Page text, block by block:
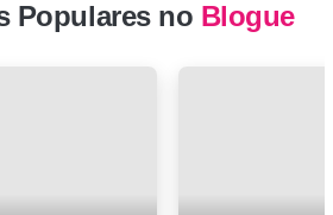
Populares no Blogue